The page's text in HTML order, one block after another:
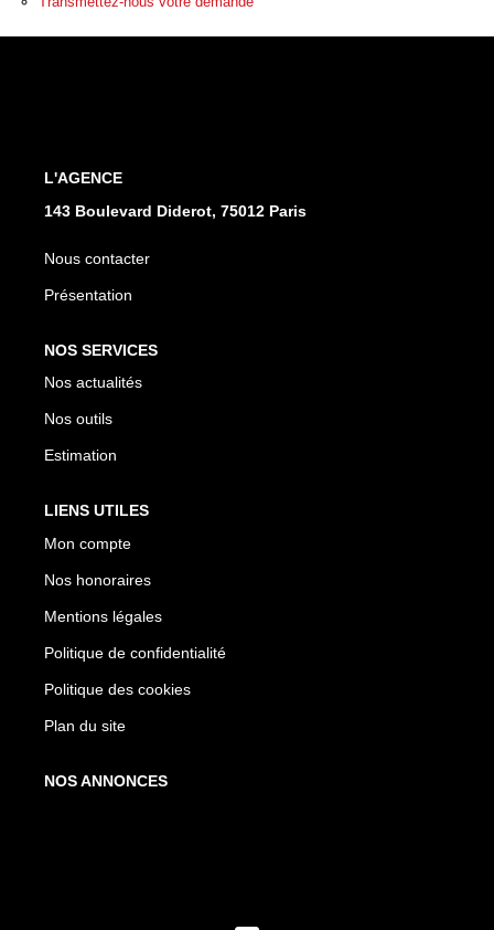
L'AGENCE
143 Boulevard Diderot, 75012 Paris
Nous contacter
Présentation
NOS SERVICES
Nos actualités
Nos outils
Estimation
LIENS UTILES
Mon compte
Nos honoraires
Mentions légales
Politique de confidentialité
Politique des cookies
Plan du site
NOS ANNONCES